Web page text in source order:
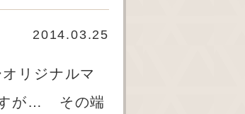
2014.03.25
リジナルマ
すが… その端